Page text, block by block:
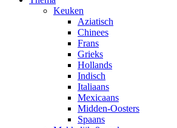
Keuken
Aziatisch
Chinees
Frans
Grieks
Hollands
Indisch
Italiaans
Mexicaans
Midden-Oosters
Spaans